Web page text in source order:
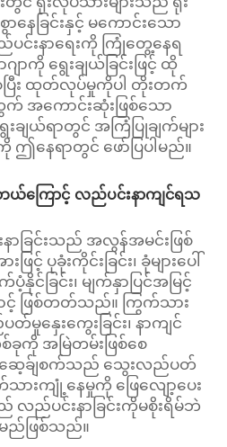
ာနေခြင်းနှင့် မကောင်းသော
င်းနာရေးကို ကြုံတွေ့နေရ
ာကို ရွေးချယ်ခြင်းဖြင့် ထို
ြီး ထုတ်လုပ်မှုကိုပါ တိုးတက်
အကောင်းဆုံးဖြစ်သော
ချယ်ရာတွင် အကြံပြုချက်များ
ကို ဤနေရာတွင် ဖော်ပြပါမည်။
ယ်ကြောင့် လည်ပင်းနာကျင်ရသ
နာခြင်းသည် အလွန်အမင်းဖြစ်
ပုခုံးကိုင်းခြင်း၊ ခုံများပေါ်
ခြင်း၊ မျက်နှာပြင်အမြင့်
ာင့် ဖြစ်တတ်သည်။ ကြွက်သား
တ်မှုနှေးကွေးခြင်း၊ နာကျင်
အမြဲတမ်းဖြစ်စေ
ေ့ခ်ျစက်သည် သွေးလည်ပတ်
သားကျုံ့နေမှုကို ဖြေလျော့ပေး
လည်ပင်းနာခြင်းကိုမစိုးရိမ်ဘဲ
ဖြစ်သည်။